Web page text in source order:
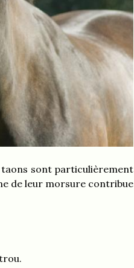
taons sont particulièrement
de leur morsure contribue